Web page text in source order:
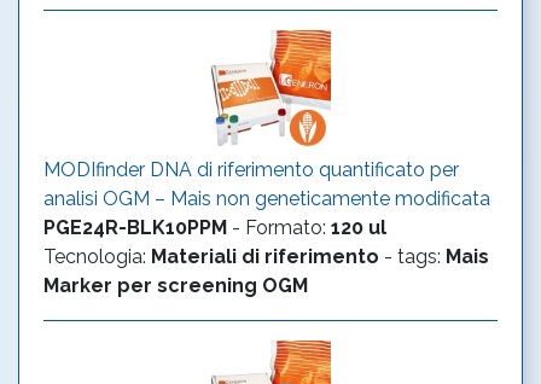
MODIfinder DNA di riferimento quantificato per
analisi OGM – Mais non geneticamente modificata
PGE24R-BLK10PPM - Formato: 120 ul
Tecnologia: Materiali di riferimento - tags: Mais
Marker per screening OGM